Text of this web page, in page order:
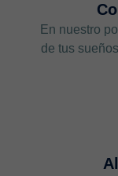
En nuestro
de tus